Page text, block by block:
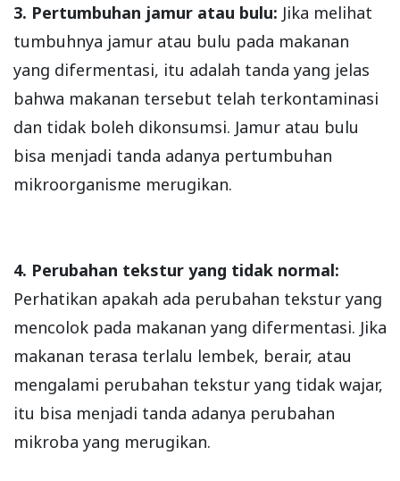
3. Pertumbuhan jamur atau bulu: Jika melihat
tumbuhnya jamur atau bulu pada makanan
yang difermentasi, itu adalah tanda yang jelas
bahwa makanan tersebut telah terkontaminasi
dan tidak boleh dikonsumsi. Jamur atau bulu
bisa menjadi tanda adanya pertumbuhan
mikroorganisme merugikan.
4. Perubahan tekstur yang tidak normal:
Perhatikan apakah ada perubahan tekstur yang
mencolok pada makanan yang difermentasi. Jika
makanan terasa terlalu lembek, berair, atau
mengalami perubahan tekstur yang tidak wajar,
itu bisa menjadi tanda adanya perubahan
mikroba yang merugikan.